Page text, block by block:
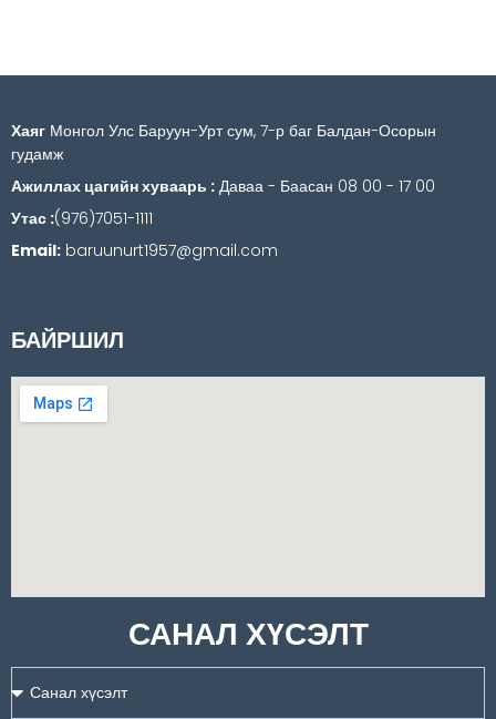
Хаяг Монгол Улс Баруун-Урт сум, 7-р баг Балдан-Осорын
гудамж
Ажиллах цагийн хуваарь : Даваа - Баасан 08 00 - 17 00
Утас :(976)7051-1111
Email: baruunurt1957@gmail.com
БАЙРШИЛ
САНАЛ ХҮСЭЛТ